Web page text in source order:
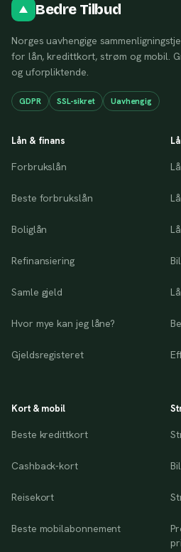
Bedre Tilbud
Norges uavhengige
for lån, kredittkort, strøm og mobil.
og uforpliktende.
GDPR SSL-sikret Uavhengig
Lån & finans
Forbrukslån
Beste forbrukslån
Boliglån
Refinansiering
Samle gjeld
Hvor mye kan jeg låne?
Gjeldsregisteret
Kort & mobil
Beste kredittkort
Cashback-kort
Reisekort
Beste mobilabonnement